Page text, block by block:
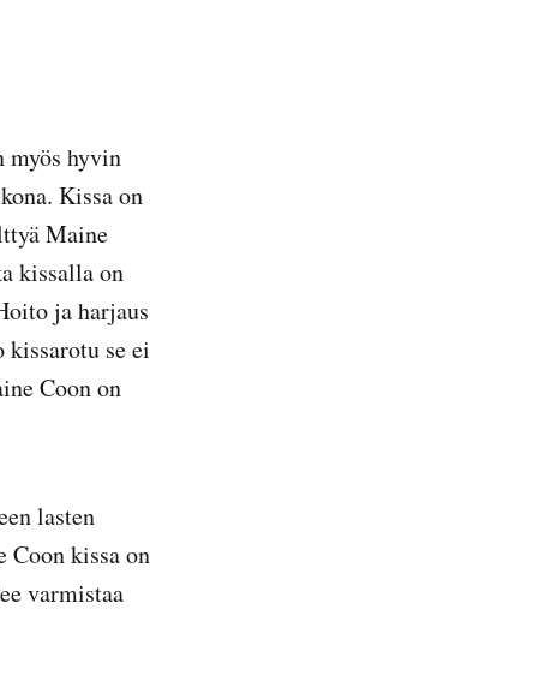
myös hyvin
Kissa on
Maine
kissalla on
ja harjaus
kissarotu se ei
Coon on
lasten
Coon kissa on
varmistaa